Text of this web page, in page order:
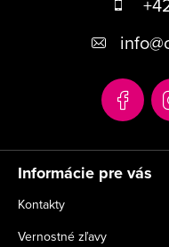
e
info@
Informácie pre vás
Kontakty
Vernostné zľavy